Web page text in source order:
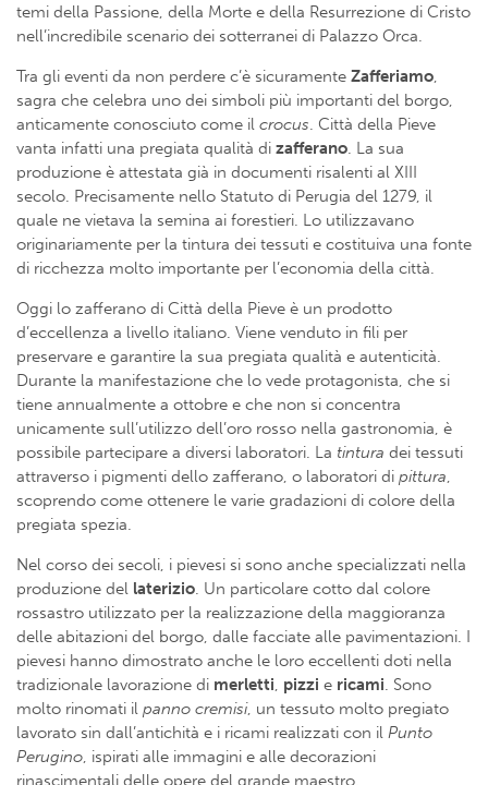
temi della Passione, della Morte e della Resurrezione di Cristo
nell’incredibile scenario dei sotterranei di Palazzo Orca.
Tra gli eventi da non perdere c’è sicuramente Zafferiamo
sagra che celebra uno dei simboli più importanti del borgo,
anticamente conosciuto come il crocus . Città della Pieve
vanta infatti una pregiata qualità di zafferano . La sua
produzione è attestata già in documenti risalenti al XIII
secolo. Precisamente nello Statuto di Perugia del 1279, il
quale ne vietava la semina ai forestieri. Lo utilizzavano
originariamente per la tintura dei tessuti e costituiva una fonte
di ricchezza molto importante per l’economia della città.
Oggi lo zafferano di Città della Pieve è un prodotto
d’eccellenza a livello italiano. Viene venduto in fili per
preservare e garantire la sua pregiata qualità e autenticità.
Durante la manifestazione che lo vede protagonista, che si
tiene annualmente a ottobre e che non si concentra
unicamente sull’utilizzo dell’oro rosso nella gastronomia, è
possibile partecipare a diversi laboratori. La tintura dei tessuti
attraverso i pigmenti dello zafferano, o laboratori di pittura
scoprendo come ottenere le varie gradazioni di colore della
pregiata spezia.
Nel corso dei secoli, i pievesi si sono anche specializzati nella
produzione del laterizio . Un particolare cotto dal colore
rossastro utilizzato per la realizzazione della maggioranza
delle abitazioni del borgo, dalle facciate alle pavimentazioni. I
pievesi hanno dimostrato anche le loro eccellenti doti nella
tradizionale lavorazione di merletti pizzi e ricami . Sono
molto rinomati il panno cremisi, un tessuto molto pregiato
lavorato sin dall’antichità e i ricami realizzati con il Punto
Perugino , ispirati alle immagini e alle decorazioni
rinascimentali delle opere del grande maestro.